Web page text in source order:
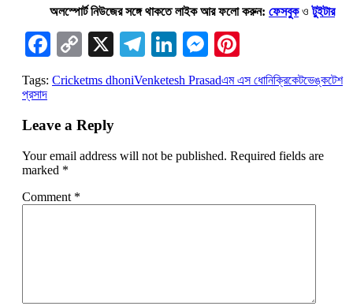
অলস্পোর্ট নিউজের সঙ্গে থাকতে লাইক আর ফলো করুন: ফেসবুকওটুইটার
Facebook
Copy
Link
X Telegram
LinkedIn
Messenger
Tags: Cricketms dhoniVenketesh Prasadএম এস ধোনিক্রিকেটভেঙ্কটেশ
প্রসাদ
Leave a Reply
Your email address will not be published. Required fields are
marked *
Comment *